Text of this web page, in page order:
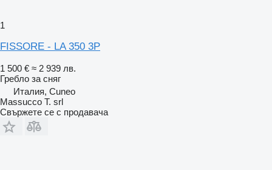
1
FISSORE - LA 350 3P
1 500 € ≈ 2 939 лв.
Гребло за сняг
Италия, Cuneo
Massucco T. srl
Свържете се с продавача